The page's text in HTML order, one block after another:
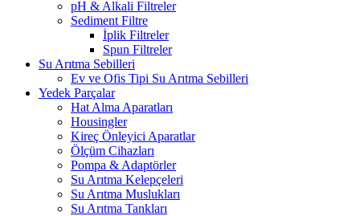
pH & Alkali Filtreler
Sediment Filtre
İplik Filtreler
Spun Filtreler
Su Arıtma Sebilleri
Ev ve Ofis Tipi Su Arıtma Sebilleri
Yedek Parçalar
Hat Alma Aparatları
Housingler
Kireç Önleyici Aparatlar
Ölçüm Cihazları
Pompa & Adaptörler
Su Arıtma Kelepçeleri
Su Arıtma Muslukları
Su Arıtma Tankları